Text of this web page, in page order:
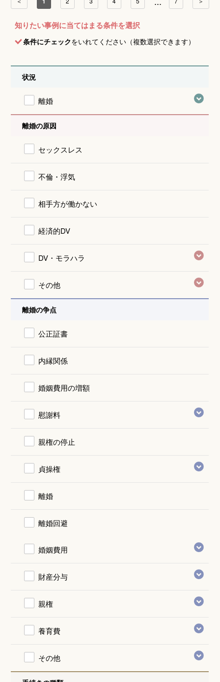
知りたい事例に当てはまる条件を選択
条件にチェックをいれてください（複数選択できます）
状況
離婚
離婚の原因
セックスレス
不倫・浮気
相手方が働かない
経済的DV
DV・モラハラ
その他
離婚の争点
公正証書
内縁関係
婚姻費用の増額
慰謝料
親権の停止
貞操権
離婚
離婚回避
婚姻費用
財産分与
親権
養育費
その他